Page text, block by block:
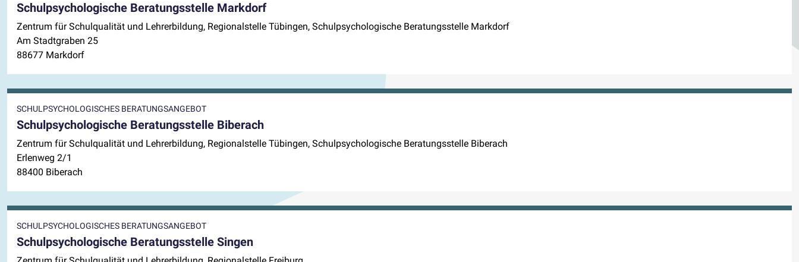
Schulpsychologische Beratungsstelle Markdorf
Zentrum für Schulqualität und Lehrerbildung, Regionalstelle Tübingen, Schulpsychologische Beratungsstelle Markdorf
Am Stadtgraben 25
88677 Markdorf
SCHULPSYCHOLOGISCHES BERATUNGSANGEBOT
Schulpsychologische Beratungsstelle Biberach
Zentrum für Schulqualität und Lehrerbildung, Regionalstelle Tübingen, Schulpsychologische Beratungsstelle Biberach
Erlenweg 2/1
88400 Biberach
SCHULPSYCHOLOGISCHES BERATUNGSANGEBOT
Schulpsychologische Beratungsstelle Singen